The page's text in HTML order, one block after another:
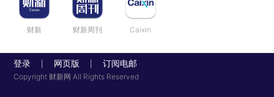
财新 财新周刊 Caixin
登录 网页版 订阅电邮
Copyright 财新网 All Rights Reserved